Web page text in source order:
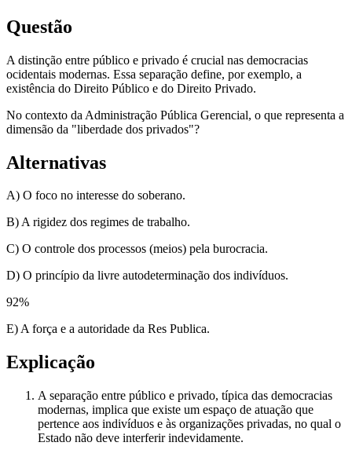
Questão
A distinção entre público e privado é crucial nas democracias
ocidentais modernas. Essa separação define, por exemplo, a
existência do Direito Público e do Direito Privado.
No contexto da Administração Pública Gerencial, o que representa a
dimensão da "liberdade dos privados"?
Alternativas
A) O foco no interesse do soberano.
B) A rigidez dos regimes de trabalho.
C) O controle dos processos (meios) pela burocracia.
D) O princípio da livre autodeterminação dos indivíduos.
92%
E) A força e a autoridade da Res Publica.
Explicação
A separação entre público e privado, típica das democracias
modernas, implica que existe um espaço de atuação que
pertence aos indivíduos e às organizações privadas, no qual o
Estado não deve interferir indevidamente.